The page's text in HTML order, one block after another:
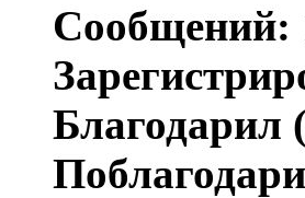
Сообщений:
Благодарил